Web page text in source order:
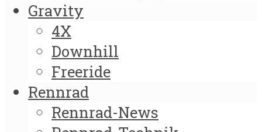
Gravity
4X
Downhill
Freeride
Rennrad
Rennrad-News